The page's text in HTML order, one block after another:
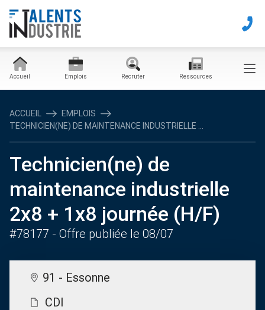
Accueil Emplois Recruter Ressources
ACCUEIL
EMPLOIS
TECHNICIEN(NE) DE MAINTENANCE INDUSTRIELLE ...
Technicien(ne) de
maintenance industrielle
2x8 + 1x8 journée (H/F)
#78177 - Offre publiée le 08/07
91 - Essonne
CDI